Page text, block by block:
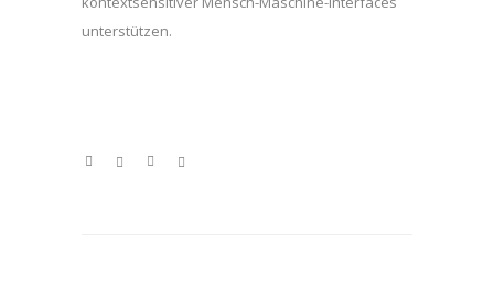
unterstützen.